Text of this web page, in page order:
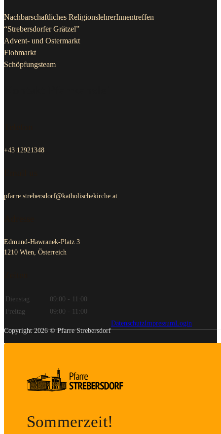
Nachbarschaftliches ReligionslehrerInnentreffen
“Strebersdorfer Grätzel”
Advent- und Ostermarkt
Flohmarkt
Schöpfungsteam
+43 12921348
pfarre.strebersdorf@katholischekirche.at
Edmund-Hawranek-Platz 3
1210 Wien, Österreich
Dienstag
09:00 - 11:00
Freitag
09:00 - 11:00
Copyright 2026 © Pfarre Strebersdorf
DatenschutzImpressumLogin
Sommerzeit!